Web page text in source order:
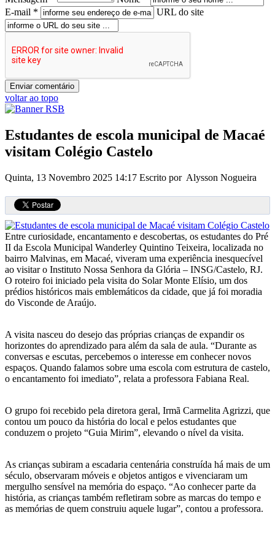
E-mail *
URL do site
voltar ao topo
Estudantes de escola municipal de Macaé
visitam Colégio Castelo
Quinta, 13 Novembro 2025 14:17 Escrito por Alysson Nogueira
Entre curiosidade, encantamento e descobertas, os estudantes do Pré
II da Escola Municipal Wanderley Quintino Teixeira, localizada no
bairro Malvinas, em Macaé, viveram uma experiência inesquecível
ao visitar o Instituto Nossa Senhora da Glória – INSG/Castelo, RJ.
O roteiro foi iniciado pela visita do Solar Monte Elísio, um dos
prédios históricos mais emblemáticos da cidade, que já foi moradia
do Visconde de Araújo.
A visita nasceu do desejo das próprias crianças de expandir os
horizontes do aprendizado para além da sala de aula. “Durante as
conversas e escutas, percebemos o interesse em conhecer novos
espaços. Quando falamos sobre uma escola com estrutura de castelo,
o encantamento foi imediato”, relata a professora Fabiana Real.
O grupo foi recebido pela diretora geral, Irmã Carmelita Agrizzi, que
contou um pouco da história do local e pelos estudantes que
conduzem o projeto “Guia Mirim”, elevando o nível da visita.
As crianças subiram a escadaria centenária construída há mais de um
século, observaram móveis e objetos antigos e vivenciaram um
mergulho sensível na memória do espaço. “Ao conhecer parte da
história, as crianças também refletiram sobre as marcas do tempo e
as memórias de quem construiu aquele lugar”, contou a professora.